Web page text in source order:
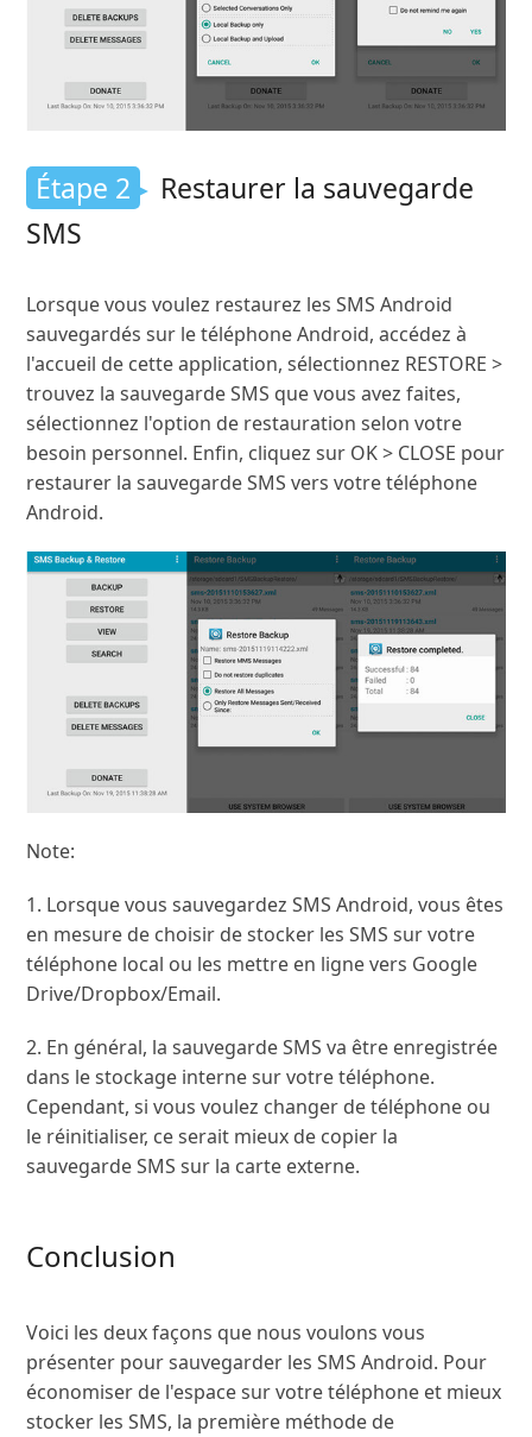
Étape 2
Restaurer la sauvegarde
SMS
Lorsque vous voulez restaurez les SMS Android
sauvegardés sur le téléphone Android, accédez à
l'accueil de cette application, sélectionnez RESTORE >
trouvez la sauvegarde SMS que vous avez faites,
sélectionnez l'option de restauration selon votre
besoin personnel. Enfin, cliquez sur OK > CLOSE pour
restaurer la sauvegarde SMS vers votre téléphone
Android.
Note:
1. Lorsque vous sauvegardez SMS Android, vous êtes
en mesure de choisir de stocker les SMS sur votre
téléphone local ou les mettre en ligne vers Google
Drive/Dropbox/Email.
2. En général, la sauvegarde SMS va être enregistrée
dans le stockage interne sur votre téléphone.
Cependant, si vous voulez changer de téléphone ou
le réinitialiser, ce serait mieux de copier la
sauvegarde SMS sur la carte externe.
Conclusion
Voici les deux façons que nous voulons vous
présenter pour sauvegarder les SMS Android. Pour
économiser de l'espace sur votre téléphone et mieux
stocker les SMS, la première méthode de